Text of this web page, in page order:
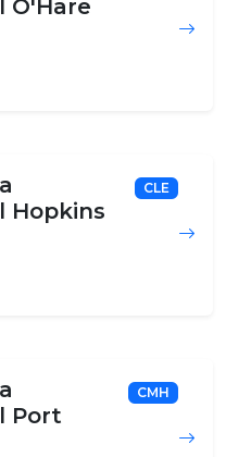
O'Hare
Hopkins
CLE
Port
CMH